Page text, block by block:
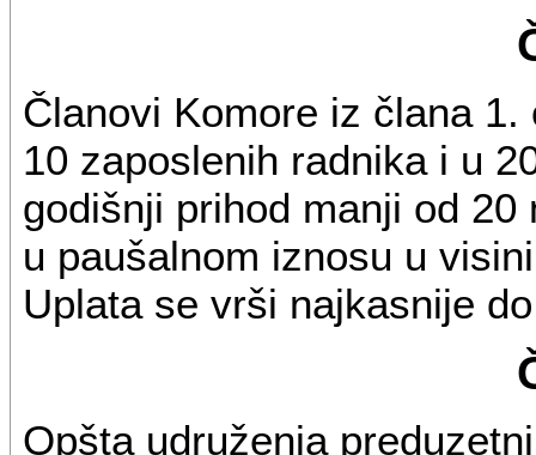
Članovi Komore iz člana
10 zaposlenih radnika i u
godišnji prihod manji od
u paušalnom iznosu u
Uplata se vrši najkasnije
Opšta udruženja